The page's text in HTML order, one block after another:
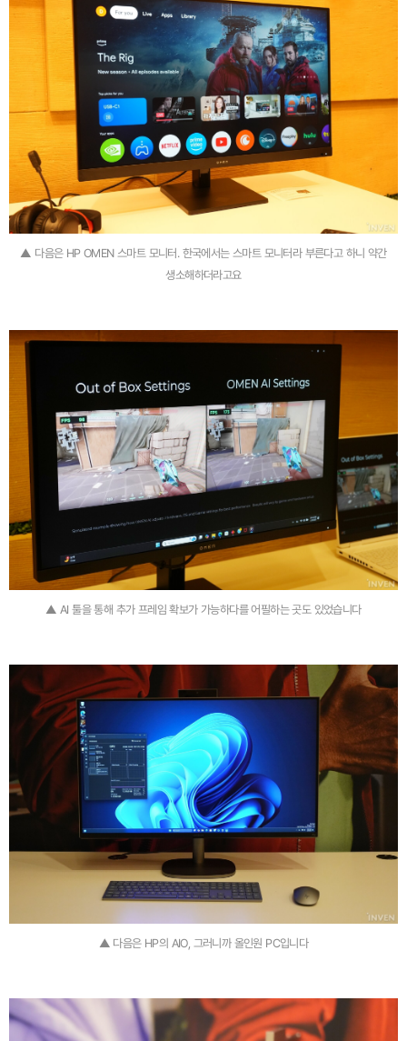
▲ 다음은 HP OMEN 스마트 모니터. 한국에서는 스마트 모니터라 부른다고 하니 약간
생소해하더라고요
▲ AI 툴을 통해 추가 프레임 확보가 가능하다를 어필하는 곳도 있었습니다
▲ 다음은 HP의 AIO, 그러니까 올인원 PC입니다